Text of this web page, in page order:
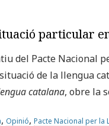
particular
del Pacte Nacional
de la llengua
catalana, obre la
, Opinió, Pacte Nacional per la